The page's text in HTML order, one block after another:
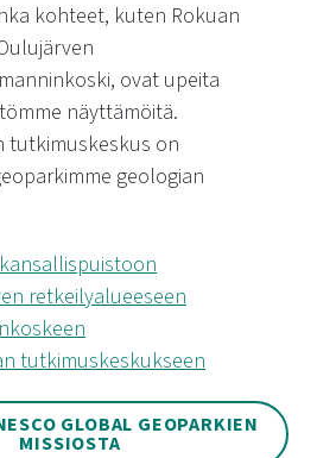
kohteet, kuten Rokuan
ovat upeita
näyttämöitä.
tutkimuskeskus on
geologian
retkeilyalueeseen
tutkimuskeskukseen
GLOBAL GEOPARKIEN
MISSIOSTA